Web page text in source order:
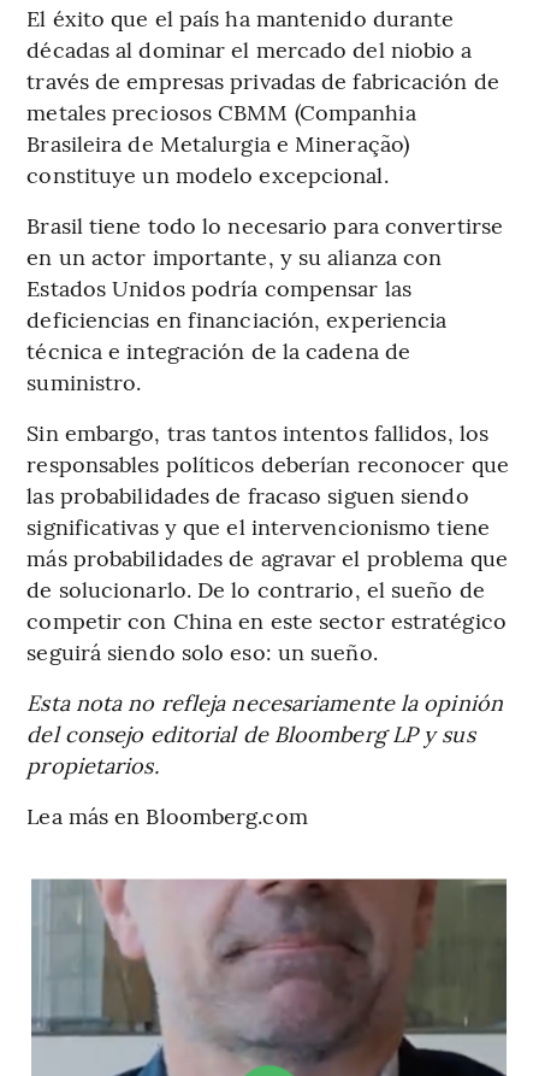
El éxito que el país ha mantenido durante
décadas al dominar el mercado del niobio a
través de empresas privadas de fabricación de
metales preciosos CBMM (Companhia
Brasileira de Metalurgia e Mineração)
constituye un modelo excepcional.
Brasil tiene todo lo necesario para convertirse
en un actor importante, y su alianza con
Estados Unidos podría compensar las
deficiencias en financiación, experiencia
técnica e integración de la cadena de
suministro.
Sin embargo, tras tantos intentos fallidos, los
responsables políticos deberían reconocer que
las probabilidades de fracaso siguen siendo
significativas y que el intervencionismo tiene
más probabilidades de agravar el problema que
de solucionarlo. De lo contrario, el sueño de
competir con China en este sector estratégico
seguirá siendo solo eso: un sueño.
Esta nota no refleja necesariamente la opinión
del consejo editorial de Bloomberg LP y sus
propietarios.
Lea más en Bloomberg.com